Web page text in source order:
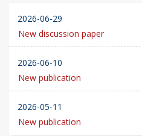
2026-06-29
New discussion paper
2026-06-10
New publication
2026-05-11
New publication